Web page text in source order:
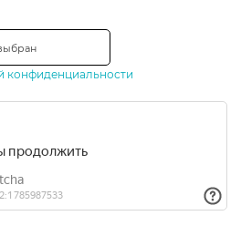
конфиденциальности